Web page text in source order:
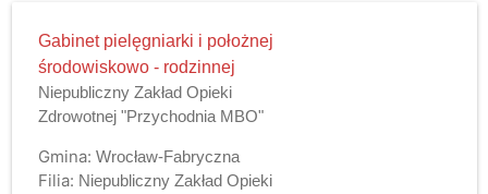
Gabinet pielęgniarki i położnej
środowiskowo - rodzinnej
Niepubliczny Zakład Opieki
Zdrowotnej "Przychodnia MBO"
Gmina: Wrocław-Fabryczna
Filia: Niepubliczny Zakład Opieki